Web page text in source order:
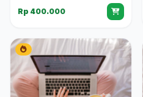
Rp 400.000